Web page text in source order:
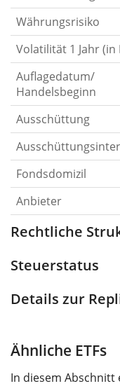
Währungsrisiko
Volatilität 1 Jahr (in
Auflagedatum/
Handelsbeginn
Ausschüttung
Fondsdomizil
Anbieter
Rechtliche
Steuerstatus
Details zur
Ähnliche ETFs
In diesem